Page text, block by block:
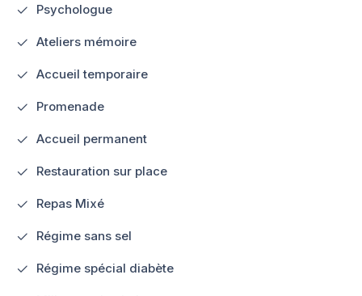
Psychologue
Ateliers mémoire
Accueil temporaire
Promenade
Accueil permanent
Restauration sur place
Repas Mixé
Régime sans sel
Régime spécial diabète